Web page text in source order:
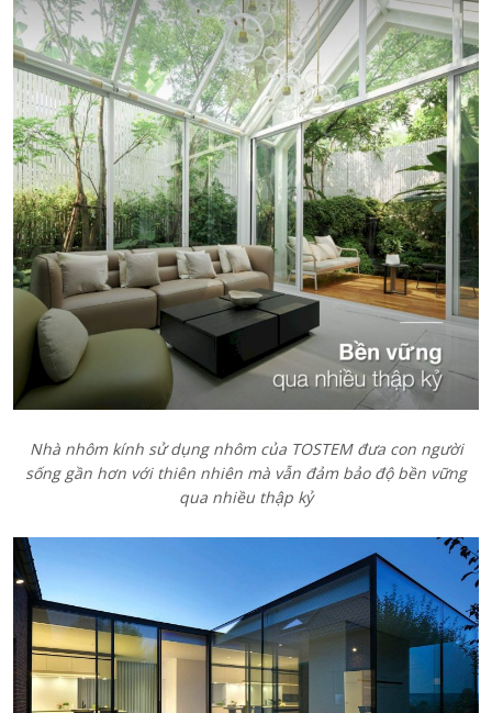
Nhà nhôm kính sử dụng nhôm của TOSTEM đưa con người
sống gần hơn với thiên nhiên mà vẫn đảm bảo độ bền vững
qua nhiều thập kỷ